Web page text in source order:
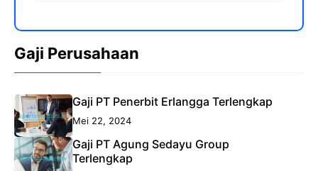
Gaji Perusahaan
Gaji PT Penerbit Erlangga Terlengkap
Mei 22, 2024
Gaji PT Agung Sedayu Group
Terlengkap